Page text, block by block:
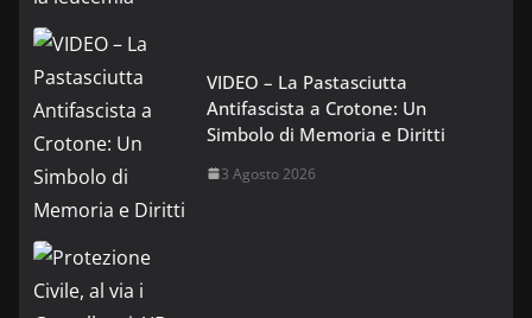
VIDEO – La Pastasciutta
Antifascista a Crotone: Un
Simbolo di Memoria e Diritti
3 Agosto 2026